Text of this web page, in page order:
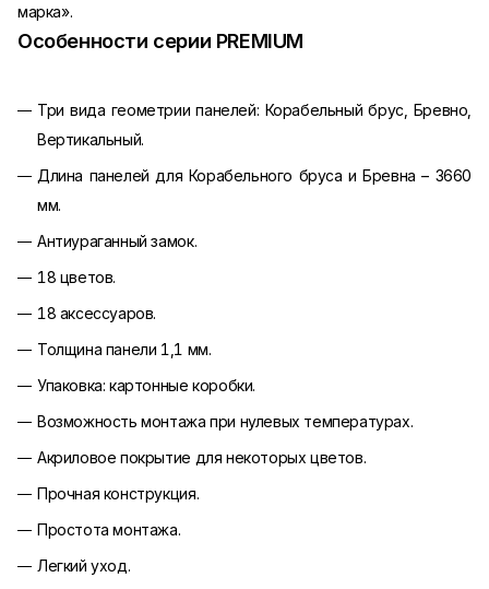
марка».
Особенности серии PREMIUM
Три вида геометрии панелей: Корабельный брус, Бревно,
Вертикальный.
Длина панелей для Корабельного бруса и Бревна – 3660
мм.
Антиураганный замок.
18 цветов.
18 аксессуаров.
Толщина панели 1,1 мм.
Упаковка: картонные коробки.
Возможность монтажа при нулевых температурах.
Акриловое покрытие для некоторых цветов.
Прочная конструкция.
Простота монтажа.
Легкий уход.